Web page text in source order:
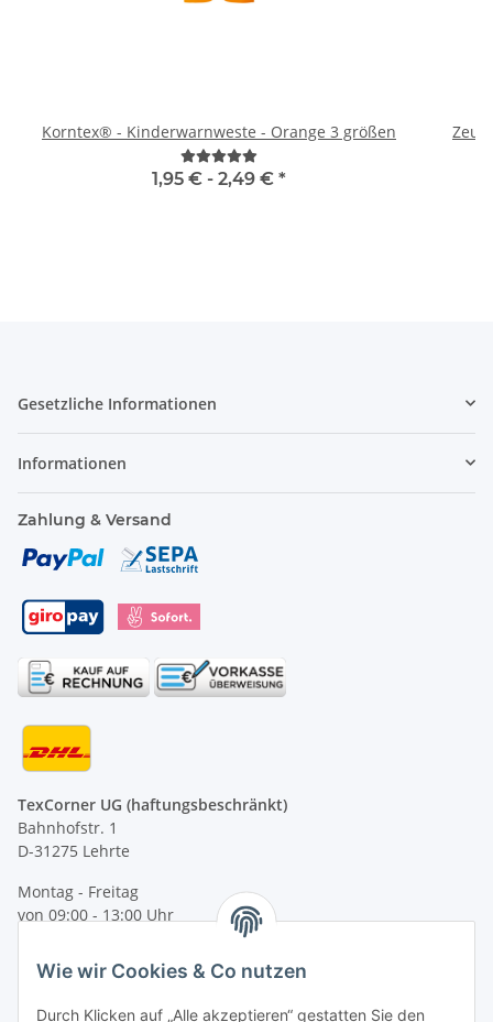
Korntex® - Kinderwarnweste - Orange 3 größen
1,95 € - 2,49 € *
Gesetzliche Informationen
Informationen
Zahlung & Versand
TexCorner UG (haftungsbeschränkt)
Bahnhofstr. 1
D-31275 Lehrte
Montag - Freitag
von 09:00 - 13:00 Uhr
Tel: +49 (0) 5132 8230689
Wie wir Cookies & Co nutzen
Durch Klicken auf „Alle akzeptieren“ gestatten Sie den